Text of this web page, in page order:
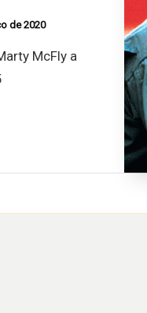
de 2020
McFly a